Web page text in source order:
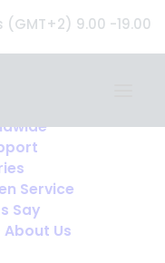
9.00 -19.00
Service
Say
Us